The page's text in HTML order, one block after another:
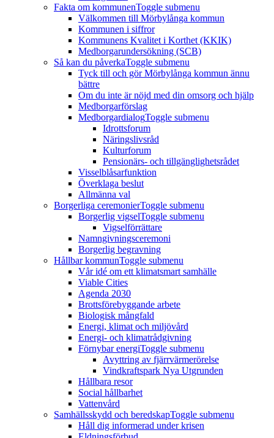
Fakta om kommunenToggle submenu
Välkommen till Mörbylånga kommun
Kommunen i siffror
Kommunens Kvalitet i Korthet (KKIK)
Medborgarundersökning (SCB)
Så kan du påverkaToggle submenu
Tyck till och gör Mörbylånga kommun ännu
bättre
Om du inte är nöjd med din omsorg och hjälp
Medborgarförslag
MedborgardialogToggle submenu
Idrottsforum
Näringslivsråd
Kulturforum
Pensionärs- och tillgänglighetsrådet
Visselblåsarfunktion
Överklaga beslut
Allmänna val
Borgerliga ceremonierToggle submenu
Borgerlig vigselToggle submenu
Vigselförrättare
Namngivningsceremoni
Borgerlig begravning
Hållbar kommunToggle submenu
Vår idé om ett klimatsmart samhälle
Viable Cities
Agenda 2030
Brottsförebyggande arbete
Biologisk mångfald
Energi, klimat och miljövård
Energi- och klimatrådgivning
Förnybar energiToggle submenu
Avyttring av fjärrvärmerörelse
Vindkraftspark Nya Utgrunden
Hållbara resor
Social hållbarhet
Vattenvård
Samhällsskydd och beredskapToggle submenu
Håll dig informerad under krisen